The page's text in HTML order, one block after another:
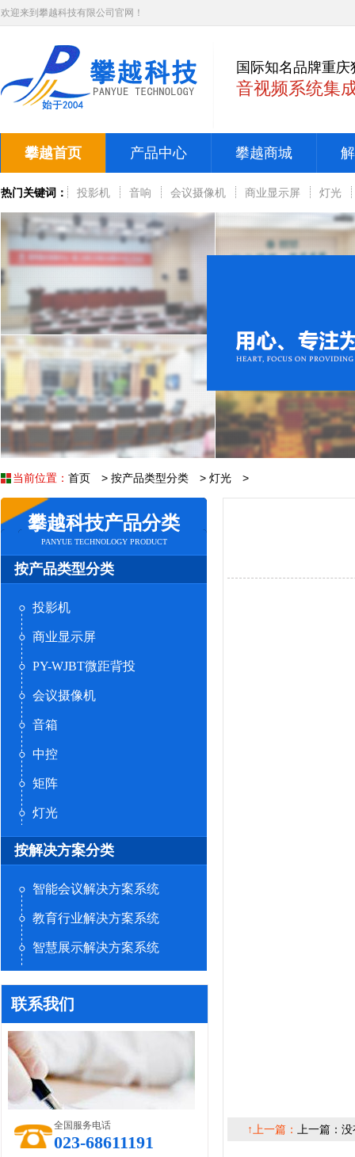
欢迎来到攀越科技有限公司官网！
国际知名品牌重庆
音视频系统集
攀越首页 产品中心 攀越商城
热门关键词： 投影机 音响 会议摄像机 商业显示屏 灯光
当前位置： 首页 > 按产品类型分类 > 灯光 >
↑上一篇： 上一篇：
攀越科技产品分类
PANYUE TECHNOLOGY PRODUCT
按产品类型分类
投影机
商业显示屏
PY-WJBT微距背投
会议摄像机
音箱
中控
矩阵
灯光
按解决方案分类
智能会议解决方案系统
教育行业解决方案系统
智慧展示解决方案系统
联系我们
全国服务电话
023-68611191